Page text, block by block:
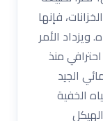
فإنها
ويزداد الأمر
منذ
الجيد
الخفية